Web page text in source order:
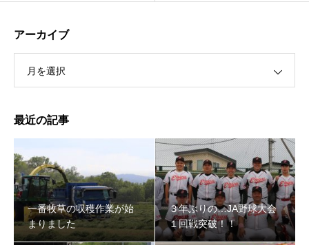
アーカイブ
月を選択
最近の記事
一番牧草の収穫作業が始
まりました
３年ぶりの…JA野球大会
１回戦突破！！